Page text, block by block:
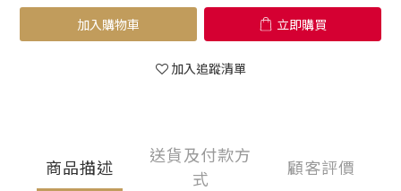
加入購物車 立即購買
加入追蹤清單
商品描述
送貨及付款方
式
顧客評價